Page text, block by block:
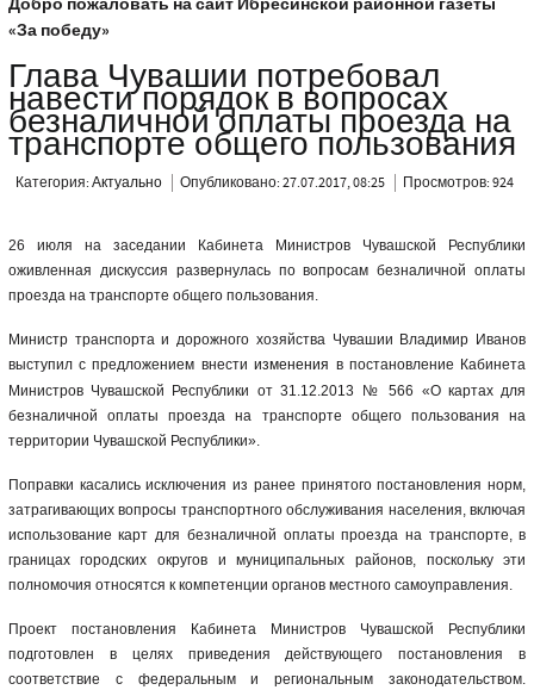
Добро пожаловать на сайт Ибресинской районной газеты
«За победу»
Глава Чувашии потребовал
навести порядок в вопросах
безналичной оплаты проезда на
транспорте общего пользования
Категория: Актуально Опубликовано: 27.07.2017, 08:25 Просмотров: 924
26 июля на заседании Кабинета Министров Чувашской Республики
оживленная дискуссия развернулась по вопросам безналичной оплаты
проезда на транспорте общего пользования.
Министр транспорта и дорожного хозяйства Чувашии Владимир Иванов
выступил с предложением внестиизменения в постановление Кабинета
Министров Чувашской Республики от 31.12.2013 № 566 «О картах для
безналичной оплаты проезда на транспорте общего пользования на
территории Чувашской Республики».
Поправки касались исключения из ранее принятого постановления норм,
затрагивающих вопросы транспортного обслуживания населения, включая
использование карт для безналичной оплаты проезда на транспорте, в
границах городских округов и муниципальных районов, поскольку эти
полномочия относятся к компетенции органов местного самоуправления.
Проект постановления Кабинета Министров Чувашской Республики
подготовлен в целях приведения действующего постановления в
соответствие с федеральным и региональным законодательством.